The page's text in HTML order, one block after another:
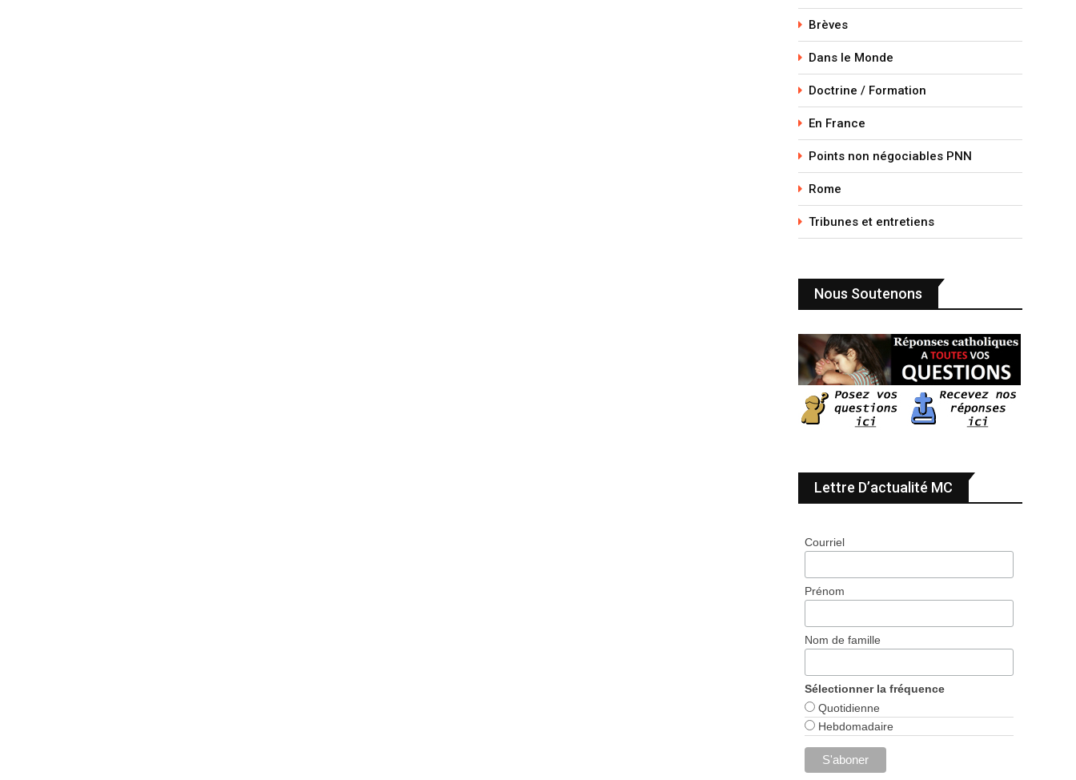
Brèves
Dans le Monde
Doctrine / Formation
En France
Points non négociables PNN
Rome
Tribunes et entretiens
Nous Soutenons
Lettre D’actualité MC
Courriel
Prénom
Nom de famille
Sélectionner la fréquence
Quotidienne
Hebdomadaire